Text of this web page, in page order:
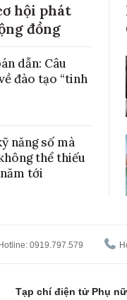
hội phát
đồng
dẫn: Câu
đào tạo “tinh
năng số mà
thể thiếu
tới
0919.797.579
Tạp chí điện tử Phụ